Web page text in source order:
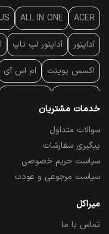
ACER
ALL IN ONE
آداپتور آداپتور لپ تاپ
اکسس پوینت ام اس آی
پایه سقفی
پرده نمایش
تبلت و موبایل تجهیزات
تلویزیون
درایو نوری
خدمات مشتریان
سوالات متداول
پیگیری سفارشات
سیاست حریم خصوصی
سیاست مرجوعی و عودت
میراکل
تماس با ما